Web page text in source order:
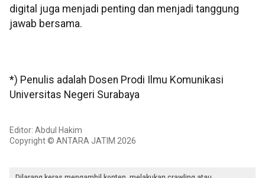
digital juga menjadi penting dan menjadi tanggung
jawab bersama.
*) Penulis adalah Dosen Prodi Ilmu Komunikasi
Universitas Negeri Surabaya
Editor: Abdul Hakim
Copyright © ANTARA JATIM 2026